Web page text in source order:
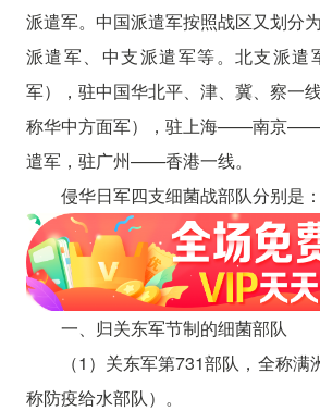
派遣军。中国派遣军按照战区又划分
派遣军、中支派遣军等。北支派遣
军），驻中国华北平、津、冀、察一
称华中方面军），驻上海——南京——
遣军，驻广州——香港一线。
侵华日军四支细菌战部队分别是：
一、归关东军节制的细菌部队
（1）关东军第731部队，全称
称防疫给水部队）。